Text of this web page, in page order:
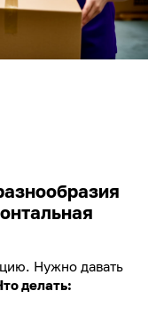
Нужно давать
делать: